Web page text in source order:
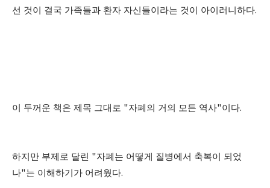
선 것이 결국 가족들과 환자 자신들이라는 것이 아이러니하다.
이 두꺼운 책은 제목 그대로 "자폐의 거의 모든 역사"이다.
하지만 부제로 달린 "자폐는 어떻게 질병에서 축복이 되었
나"는 이해하기가 어려웠다.